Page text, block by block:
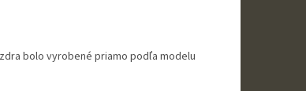
bolo vyrobené priamo podľa modelu